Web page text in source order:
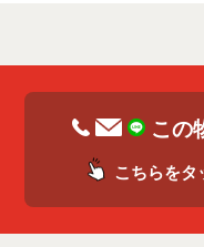
この
こちらをタ